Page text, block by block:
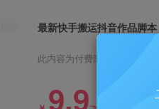
最新快手搬运抖音作品脚
此内容为付费阅读，请付费后
9.9